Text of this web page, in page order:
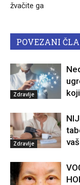
žvačite ga
POVEZANI
Zdravlje
Zdravlje